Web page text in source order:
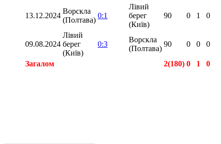
13.12.2024
Ворскла
(Полтава)
0:1
Лівий
берег
(Київ)
90 0 1 0
09.08.2024
Лівий
берег
(Київ)
0:3
Ворскла
(Полтава)
90 0 0 0
Загалом 2(180) 0 1
0